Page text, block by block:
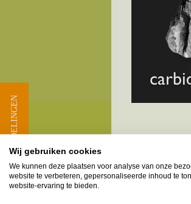
Provincie
★ BEOORDELINGEN
Wij gebruiken cookies
We kunnen deze plaatsen voor analyse van onze
website te verbeteren, gepersonaliseerde inhoud te
website-ervaring te bieden.